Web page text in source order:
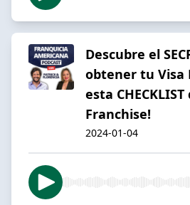
Descubre el
obtener tu Visa
esta CHECKLIST
Franchise!
2024-01-04